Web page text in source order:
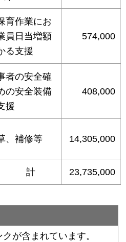
育作業にお
員日当増額
る支援
574,000
者の安全確
の安全装備
援
408,000
、補修等 14,305,000
計 23,735,000
が含まれています。